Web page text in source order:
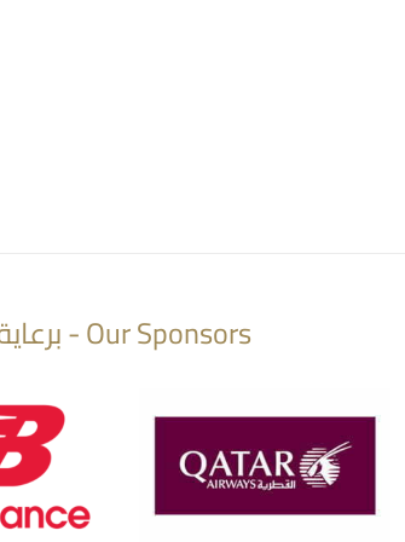
Our Sponsors - برعاية